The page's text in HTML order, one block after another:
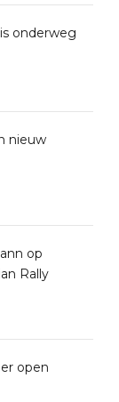
onderweg
nieuw
op
Rally
open